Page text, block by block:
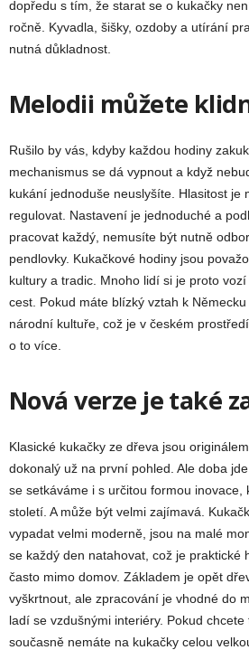
dopředu s tím, že starat se o kukačky
ročně. Kyvadla, šišky, ozdoby a utírání
nutná důkladnost.
Melodii můžete
Rušilo by vás, kdyby každou hodiny
mechanismus se dá vypnout a když
kukání jednoduše neuslyšíte. Hlasitost je
regulovat. Nastavení je jednoduché a
pracovat každý, nemusíte být nutně
pendlovky. Kukačkové hodiny jsou
kultury a tradic. Mnoho lidí si je proto
cest. Pokud máte blízký vztah k
národní kultuře, což je v českém
o to více.
Nová verze je také
Klasické kukačky ze dřeva jsou
dokonalý už na první pohled. Ale doba
se setkáváme i s určitou formou inovace,
století. A může být velmi zajímavá.
vypadat velmi moderně, jsou na malé
se každý den natahovat, což je praktické
často mimo domov. Základem je opět
vyškrtnout, ale zpracování je vhodné do
ladí se vzdušnými interiéry. Pokud
současně nemáte na kukačky celou